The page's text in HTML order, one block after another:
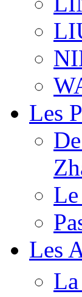
Les
Les
La